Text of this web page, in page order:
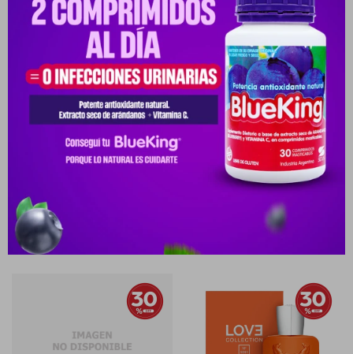
LOVE COLLECTION DELINA
EDP 151 20ML
PYG
41.667
PYG 29.167
29.167
PYG
-
LOVE COLLEC BACCARAT
EDP UNISEX 247 30ML
PYG 47.619
PYG 33.333
33.333